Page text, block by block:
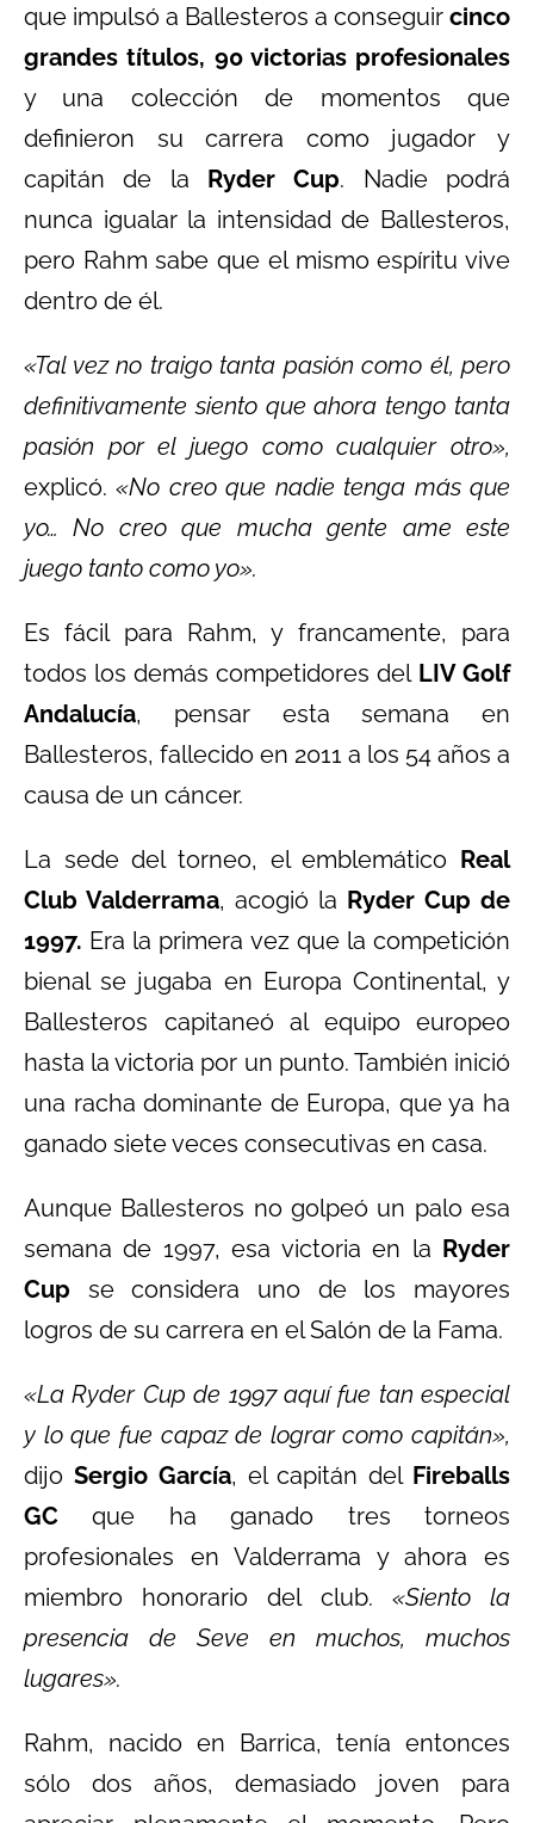
que impulsó a Ballesteros a conseguir cinco
grandes títulos, 90 victorias profesionales
y una colección de momentos que
definieron su carrera como jugador y
capitán de la Ryder Cup. Nadie podrá
nunca igualar la intensidad de Ballesteros,
pero Rahm sabe que el mismo espíritu vive
dentro de él.
«Tal vez no traigo tanta pasión como él, pero
definitivamente siento que ahora tengo tanta
pasión por el juego como cualquier otro»,
explicó.«No creo que nadie tenga más que
yo… No creo que mucha gente ame este
juego tanto como yo».
Es fácil para Rahm, y francamente, para
todos los demás competidores delLIV Golf
Andalucía, pensar esta semana en
Ballesteros, fallecido en 2011 a los 54 años a
causa de un cáncer.
La sede del torneo, el emblemático Real
Club Valderrama, acogió la Ryder Cup de
1997. Era la primera vez que la competición
bienal se jugaba en Europa Continental, y
Ballesteros capitaneó al equipo europeo
hasta la victoria por un punto. También inició
una racha dominante de Europa, que ya ha
ganado siete veces consecutivas en casa.
Aunque Ballesteros no golpeó un palo esa
semana de 1997, esa victoria en la Ryder
Cup se considera uno de los mayores
logros de su carrera en el Salón de la Fama.
«La Ryder Cup de 1997 aquí fue tan especial
y lo que fue capaz de lograr como capitán»,
dijo Sergio García, el capitán del Fireballs
GC que ha ganado tres torneos
profesionales en Valderrama y ahora es
miembro honorario del club. «Siento la
presencia de Seve en muchos, muchos
lugares».
Rahm, nacido en Barrica, tenía entonces
sólo dos años, demasiado joven para